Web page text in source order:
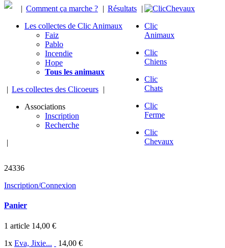
| Comment ça marche ? | Résultats |
Les collectes de Clic Animaux
Faiz
Pablo
Incendie
Hope
Tous les animaux
| Les collectes des Clicoeurs |
Associations
Inscription
Recherche
|
Clic
Animaux
Clic
Chiens
Clic
Chats
Clic
Ferme
Clic
Chevaux
24336
Inscription/Connexion
Panier
1 article 14,00 €
1x Eva, Jixie...
14,00 €